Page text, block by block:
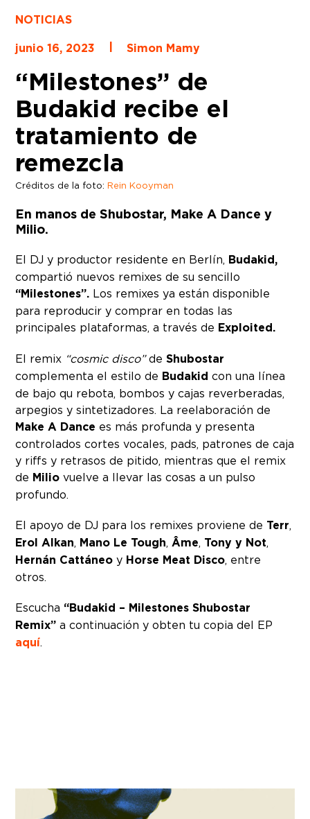
NOTICIAS
junio 16, 2023
Simon Mamy
“Milestones” de
Budakid recibe el
tratamiento de
remezcla
Créditos de la foto:Rein Kooyman
En manos de Shubostar, Make A Dance y
Milio.
El DJ y productor residente en Berlín, Budakid,
compartió nuevos remixes de su sencillo
“Milestones”. Los remixes ya están disponible
para reproducir y comprar en todas las
principales plataformas, a través de Exploited.
El remix “cosmic disco”deShubostar
complementa el estilo de Budakid con una línea
de bajo qu rebota, bombos y cajas reverberadas,
arpegios y sintetizadores. La reelaboración de
Make A Dance es más profunda y presenta
controlados cortes vocales, pads, patrones de caja
y riffs y retrasos de pitido, mientras que el remix
de Milio vuelve a llevar las cosas a un pulso
profundo.
El apoyo de DJ para los remixes proviene de Terr,
Erol Alkan, Mano Le Tough, Âme, Tony y Not,
Hernán Cattáneo y Horse Meat Disco, entre
otros.
Escucha “Budakid – Milestones Shubostar
Remix”a continuación y obten tu copia del EP
aquí.